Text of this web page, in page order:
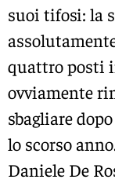
suoi tifosi: la
quattro posti
ovviamente
sbagliare
lo scorso
Daniele De